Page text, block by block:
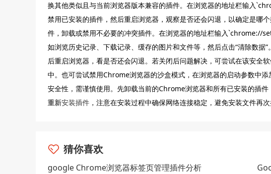
换其他类似且与当前浏览器版本兼容的插件。在浏览器的地址栏输入
禁用已安装的插件，然后重启浏览器，观察是否还会闪退，以确定是哪
件，卸载或禁用不必要的冲突插件。在浏览器的地址栏输入`chrome://
如浏览历史记录、下载记录、缓存的图片和文件等，然后点击“清除数
后重启浏览器，看是否还会闪退。若关闭后问题解决，可尝试在该安全
中。也可尝试禁用Chrome浏览器的沙盒模式，在浏览器的启动参数中
安全性，需谨慎使用。先卸载当前的Chrome浏览器和所有已安装的插件
重新安装插件 ，注意在安装过程中确保网络连接稳定，避免安装文件再次
猜你喜欢
google Chrome浏览器标签页管理插件分析